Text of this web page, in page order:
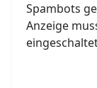
Spambots
Anzeige